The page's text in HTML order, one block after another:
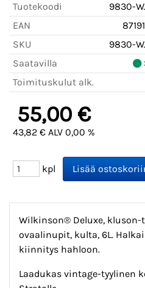
Tuotekoodi
9830-
EAN
SKU
9830-
Saatavilla
Toimituskulut alk.
55,00 €
43,82 € ALV 0,00 %
kpl
Wilkinson® Deluxe,
ovaalinupit, kulta, 6L.
kiinnitys hahloon.
Laadukas vintage-tyylinen